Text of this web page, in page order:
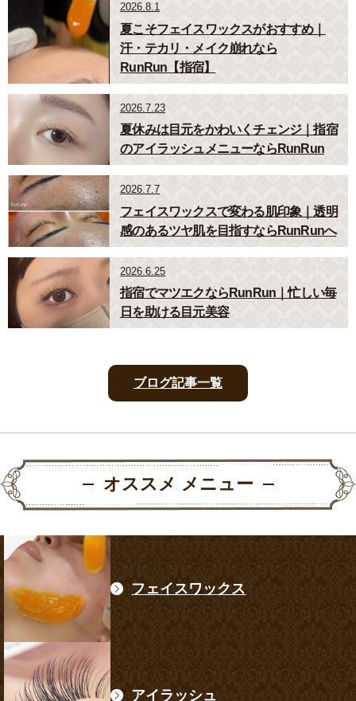
2026.8.1
夏こそフェイスワックスがおすすめ｜
汗・テカリ・メイク崩れなら
RunRun【指宿】
2026.7.23
夏休みは目元をかわいくチェンジ｜指宿
のアイラッシュメニューならRunRun
2026.7.7
フェイスワックスで変わる肌印象｜透明
感のあるツヤ肌を目指すならRunRunへ
2026.6.25
指宿でマツエクならRunRun｜忙しい毎
日を助ける目元美容
ブログ記事一覧
オススメ メニュー
フェイスワックス
アイラッシュ